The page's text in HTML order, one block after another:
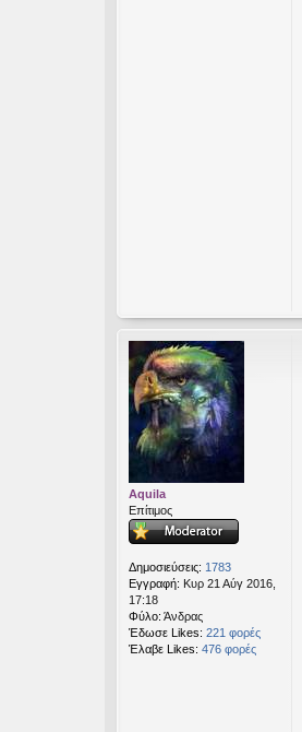
Aquila
Επίτιμος
Δημοσιεύσεις: 1783
Εγγραφή: Κυρ 21 Αύγ 2016,
17:18
Φύλο: Άνδρας
Έδωσε Likes: 221 φορές
Έλαβε Likes: 476 φορές